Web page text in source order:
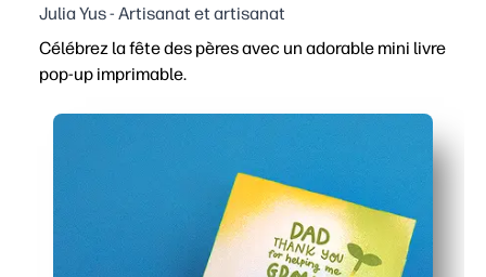
Julia Yus - Artisanat et artisanat
Célébrez la fête des pères avec un adorable mini livre
pop-up imprimable.